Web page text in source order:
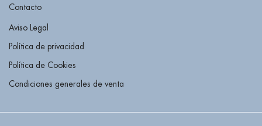
Contacto
Aviso Legal
Política de privacidad
Política de Cookies
Condiciones generales de venta